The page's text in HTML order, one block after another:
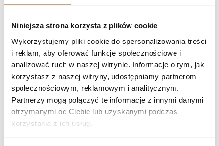
Niniejsza strona korzysta z plików cookie
Wykorzystujemy pliki cookie do spersonalizowania treści
i reklam, aby oferować funkcje społecznościowe i
analizować ruch w naszej witrynie. Informacje o tym, jak
korzystasz z naszej witryny, udostępniamy partnerom
społecznościowym, reklamowym i analitycznym.
Partnerzy mogą połączyć te informacje z innymi danymi
otrzymanymi od Ciebie lub uzyskanymi podczas
korzystania z ich usług.
zegarek damski Franck Muller manualny
elegancki zegarek damski luxury białe złoto
Franck Muller Long Island mała sekunda
luksusowy zegarek damski prostokątny
LUXOS Arts — Najczęściej zadawane
pytania (Q&A)
Czym zajmuje się LUXOS Arts?